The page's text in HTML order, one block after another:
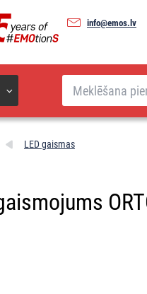
info@emos.lv
Meklēšana
LED gaismas